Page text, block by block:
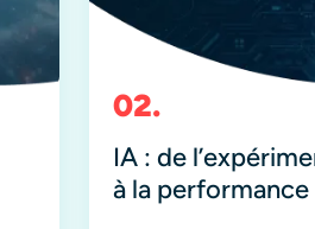
IA : de
à la performance